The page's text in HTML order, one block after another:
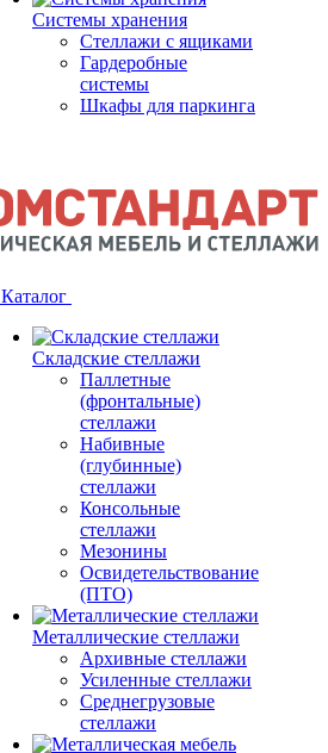
Системы хранения
Стеллажи с ящиками
Гардеробные
системы
Шкафы для паркинга
Каталог
Складские стеллажи
Паллетные
(фронтальные)
стеллажи
Набивные
(глубинные)
стеллажи
Консольные
стеллажи
Мезонины
Освидетельствование
(ПТО)
Металлические стеллажи
Архивные стеллажи
Усиленные стеллажи
Среднегрузовые
стеллажи